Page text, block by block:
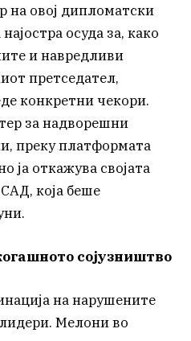
на овој дипломатски
осуда за, како
и навредливи
претседател,
конкретни чекори.
за надворешни
преку платформата
ја откажува својата
која беше
сојузништво
на нарушените
Мелони во